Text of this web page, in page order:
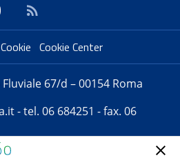
Cookie Center
67/d – 00154 Roma
- tel. 06 684251 - fax. 06